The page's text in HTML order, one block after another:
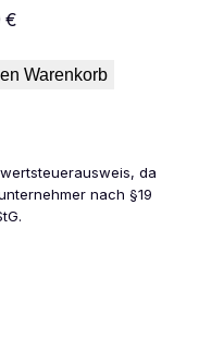
€
Warenkorb
da
nach §19